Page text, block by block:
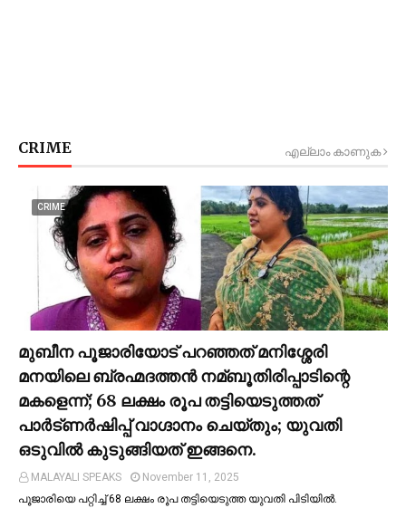
CRIME എല്ലാം കാണുക
CRIME
മുബീന പൂജാരിയോട് പറഞ്ഞത് മനിശ്ശേരി
മനയിലെ ബ്രഹ്മദത്തൻ നമ്ബൂതിരിപ്പാടിന്റെ
മകളെന്ന്; 68 ലക്ഷം രൂപ തട്ടിയെടുത്തത്
പാര്‍ട്ണര്‍ഷിപ്പ് വാഗ്ദാനം ചെയ്തും; യുവതി
ഒടുവില്‍ കുടുങ്ങിയത് ഇങ്ങനെ.
MALAYALI SPEAKS
November 11, 2025
പൂജാരിയെ പറ്റിച്ച്‌ 68 ലക്ഷം രൂപ തട്ടിയെടുത്ത യുവതി പിടിയില്‍.